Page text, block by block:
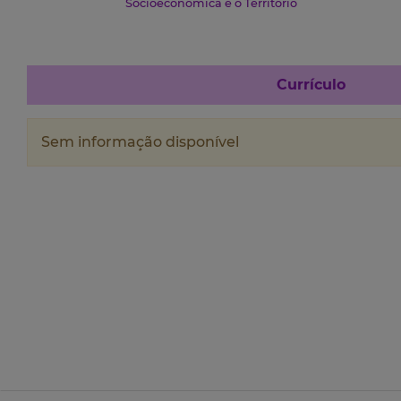
Socioeconómica e o Território
Currículo
Sem informação disponível